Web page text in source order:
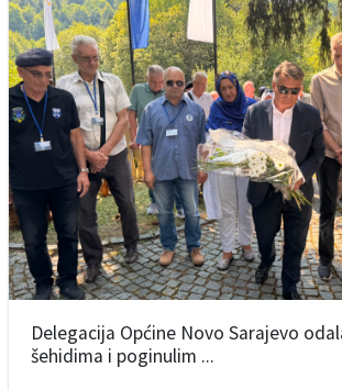
Delegacija Općine Novo Sarajevo
šehidima i poginulim ...